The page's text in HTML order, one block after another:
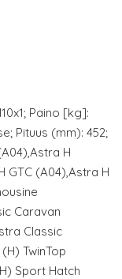
Paino [kg]:
Pituus (mm): 452;
H
GTC (A04),Astra H
Caravan
Classic
TwinTop
Sport Hatch